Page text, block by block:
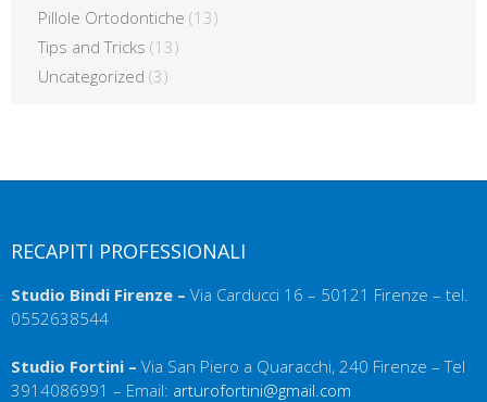
Pillole Ortodontiche (13)
Tips and Tricks (13)
Uncategorized (3)
RECAPITI PROFESSIONALI
Studio Bindi Firenze – Via Carducci 16 – 50121 Firenze – tel.
0552638544
Studio Fortini – Via San Piero a Quaracchi, 240 Firenze – Tel
3914086991 – Email: arturofortini@gmail.com